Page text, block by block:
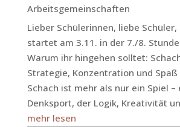
Arbeitsgemeinschaften
Lieber Schülerinnen, liebe Schüler,
startet am 3.11. in der 7./8.
Warum ihr hingehen solltet:
Strategie, Konzentration und Spaß
Schach ist mehr als nur ein Spiel –
Denksport, der Logik, Kreativität
mehr lesen